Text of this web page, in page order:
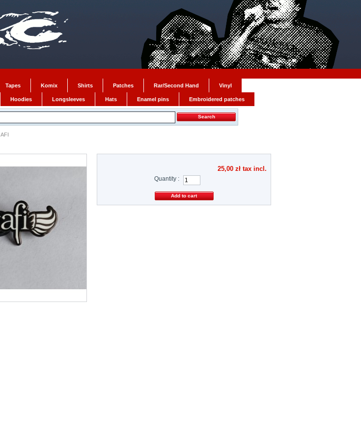
Tapes Komix Shirts Patches Rar/Second Hand Vinyl
Hoodies Longsleeves Hats Enamel pins Embroidered patches
AFI
25,00 złtax incl.
Quantity :